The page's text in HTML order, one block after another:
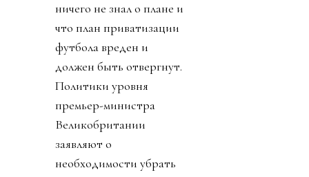
ничего не знал о плане и
что план приватизации
футбола вреден и
должен быть отвергнут.
Политики уровня
премьер-министра
Великобритании
заявляют о
необходимости убрать